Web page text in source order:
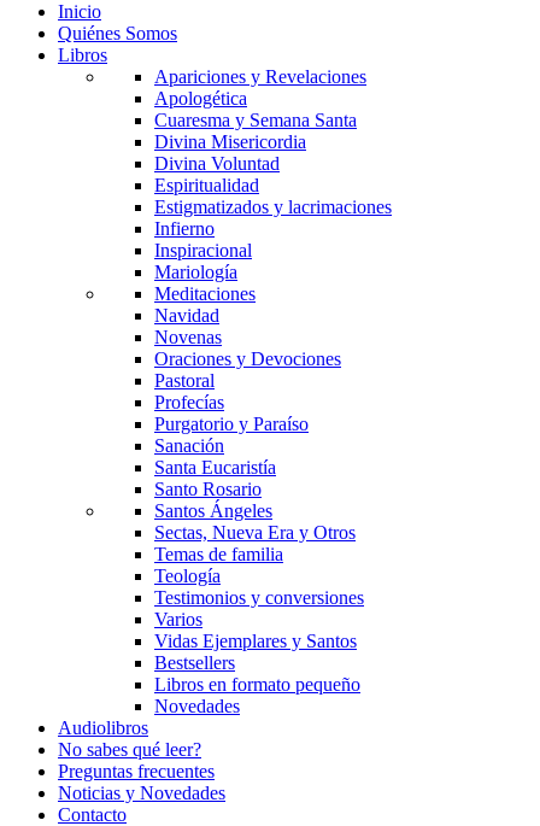
Inicio
Quiénes Somos
Libros
Apariciones y Revelaciones
Apologética
Cuaresma y Semana Santa
Divina Misericordia
Divina Voluntad
Espiritualidad
Estigmatizados y lacrimaciones
Infierno
Inspiracional
Mariología
Meditaciones
Navidad
Novenas
Oraciones y Devociones
Pastoral
Profecías
Purgatorio y Paraíso
Sanación
Santa Eucaristía
Santo Rosario
Santos Ángeles
Sectas, Nueva Era y Otros
Temas de familia
Teología
Testimonios y conversiones
Varios
Vidas Ejemplares y Santos
Bestsellers
Libros en formato pequeño
Novedades
Audiolibros
No sabes qué leer?
Preguntas frecuentes
Noticias y Novedades
Contacto